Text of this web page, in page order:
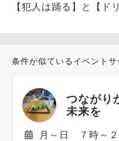
【犯人は踊る】と【ド
条件が似ているイベントサ
つながり
未来を
月～日 ７時～